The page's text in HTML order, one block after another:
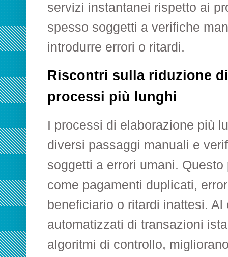
servizi instantanei rispetto ai
spesso soggetti a verifiche
introdurre errori o ritardi.
Riscontri sulla riduzione
processi più lunghi
I processi di elaborazione più
diversi passaggi manuali e
soggetti a errori umani.
come pagamenti duplicati,
beneficiario o ritardi inattesi.
automatizzati di transazioni
algoritmi di controllo,